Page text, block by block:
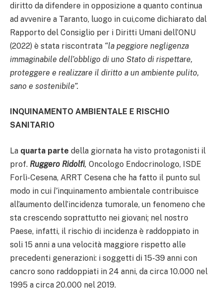
diritto da difendere in opposizione a quanto continua
ad avvenire a Taranto, luogo in cui,come dichiarato dal
Rapporto del Consiglio per i Diritti Umani dell’ONU
(2022) è stata riscontrata “la peggiore negligenza
immaginabile dell’obbligo di uno Stato di rispettare,
proteggere e realizzare il diritto a un ambiente pulito,
sano e sostenibile”.
INQUINAMENTO AMBIENTALE E RISCHIO
SANITARIO
La quarta parte della giornata ha visto protagonisti il
prof. Ruggero Ridolfi, Oncologo Endocrinologo, ISDE
Forlì-Cesena, ARRT Cesena che ha fatto il punto sul
modo in cui l’inquinamento ambientale contribuisce
all’aumento dell’incidenza tumorale, un fenomeno che
sta crescendo soprattutto nei giovani; nel nostro
Paese, infatti, il rischio di incidenza è raddoppiato in
soli 15 anni a una velocità maggiore rispetto alle
precedenti generazioni: i soggetti di 15-39 anni con
cancro sono raddoppiati in 24 anni, da circa 10.000 nel
1995 a circa 20.000 nel 2019.